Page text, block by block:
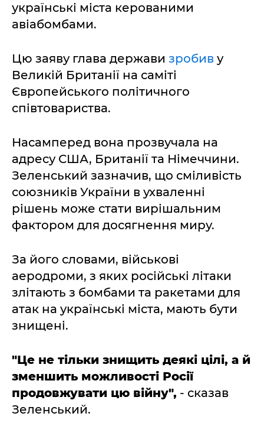
українські міста керованими
авіабомбами.
Цю заяву глава держави зробив у
Великій Британії на саміті
Європейського політичного
співтовариства.
Насамперед вона прозвучала на
адресу США, Британії та Німеччини.
Зеленський зазначив, що сміливість
союзників України в ухваленні
рішень може стати вирішальним
фактором для досягнення миру.
За його словами, військові
аеродроми, з яких російські літаки
злітають з бомбами та ракетами для
атак на українські міста, мають бути
знищені.
"Це не тільки знищить деякі цілі, а й
зменшить можливості Росії
продовжувати цю війну", - сказав
Зеленський.